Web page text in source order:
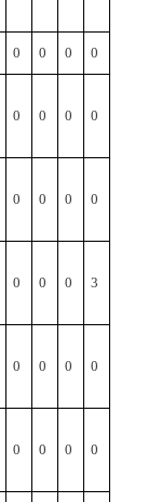
0 0 0 0
0 0 0 0
0 0 0 0
0 0 0 3
0 0 0 0
0 0 0 0